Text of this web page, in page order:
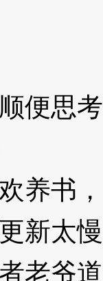
思考
书，
太慢
老爷